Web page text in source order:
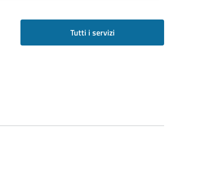
Tutti i servizi